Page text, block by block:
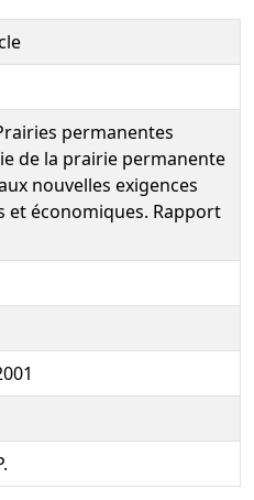
permanentes
de la prairie permanente
nouvelles exigences
et économiques. Rapport